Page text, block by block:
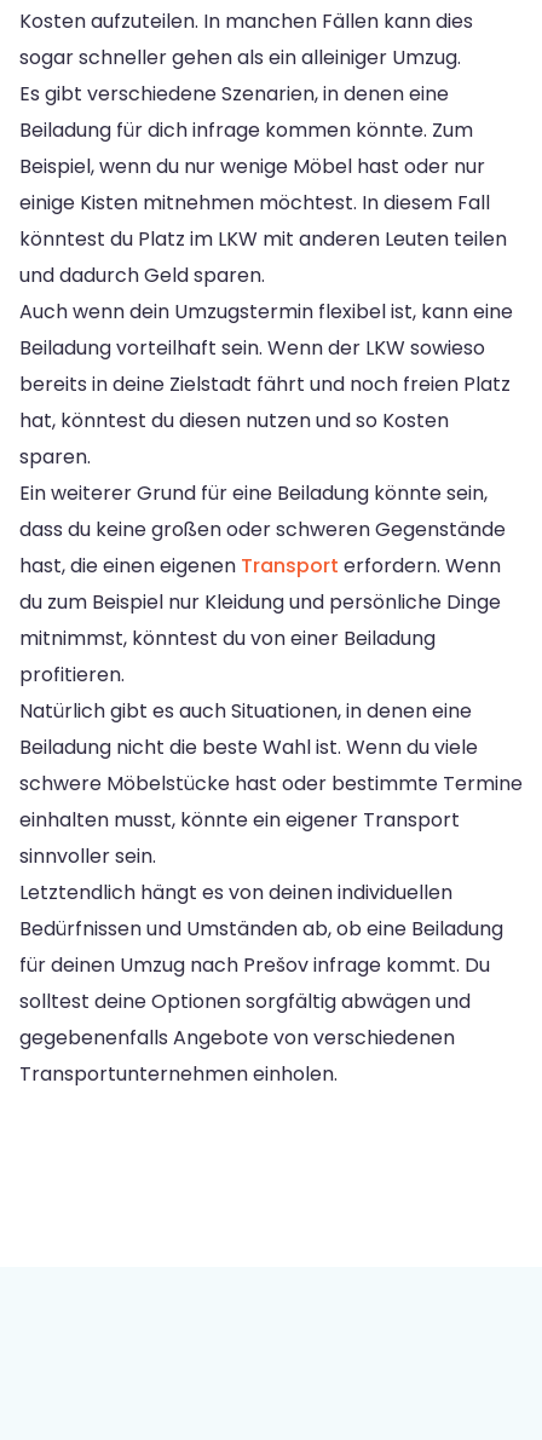
Kosten aufzuteilen. In manchen Fällen kann dies
sogar schneller gehen als ein alleiniger Umzug.
Es gibt verschiedene Szenarien, in denen eine
Beiladung für dich infrage kommen könnte. Zum
Beispiel, wenn du nur wenige Möbel hast oder nur
einige Kisten mitnehmen möchtest. In diesem Fall
könntest du Platz im LKW mit anderen Leuten teilen
und dadurch Geld sparen.
Auch wenn dein Umzugstermin flexibel ist, kann eine
Beiladung vorteilhaft sein. Wenn der LKW sowieso
bereits in deine Zielstadt fährt und noch freien Platz
hat, könntest du diesen nutzen und so Kosten
sparen.
Ein weiterer Grund für eine Beiladung könnte sein,
dass du keine großen oder schweren Gegenstände
hast, die einen eigenen Transport erfordern. Wenn
du zum Beispiel nur Kleidung und persönliche Dinge
mitnimmst, könntest du von einer Beiladung
profitieren.
Natürlich gibt es auch Situationen, in denen eine
Beiladung nicht die beste Wahl ist. Wenn du viele
schwere Möbelstücke hast oder bestimmte Termine
einhalten musst, könnte ein eigener Transport
sinnvoller sein.
Letztendlich hängt es von deinen individuellen
Bedürfnissen und Umständen ab, ob eine Beiladung
für deinen Umzug nach Prešov infrage kommt. Du
solltest deine Optionen sorgfältig abwägen und
gegebenenfalls Angebote von verschiedenen
Transportunternehmen einholen.